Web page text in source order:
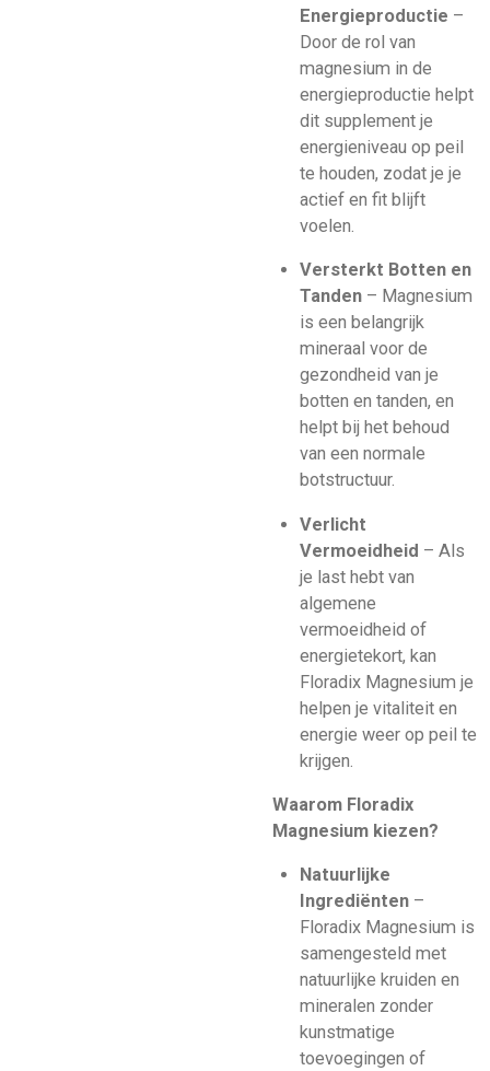
Energieproductie –
Door de rol van
magnesium in de
energieproductie helpt
dit supplement je
energieniveau op peil
te houden, zodat je je
actief en fit blijft
voelen.
Versterkt Botten en
Tanden– Magnesium
is een belangrijk
mineraal voor de
gezondheid van je
botten en tanden, en
helpt bij het behoud
van een normale
botstructuur.
Verlicht
Vermoeidheid – Als
je last hebt van
algemene
vermoeidheid of
energietekort, kan
Floradix Magnesium je
helpen je vitaliteit en
energie weer op peil te
krijgen.
Waarom Floradix
Magnesium kiezen?
Natuurlijke
Ingrediënten–
Floradix Magnesium is
samengesteld met
natuurlijke kruiden en
mineralen zonder
kunstmatige
toevoegingen of